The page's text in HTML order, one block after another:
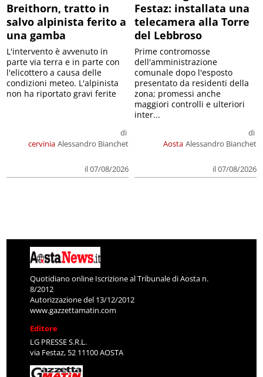
Breithorn, tratto in
salvo alpinista ferito a
una gamba
cervinia
di
Alessandro Bianchet
il 07/08/2026
L'intervento è avvenuto in
parte via terra e in parte con
l'elicottero a causa delle
condizioni meteo. L'alpinista
non ha riportato gravi ferite
Festaz: installata una
telecamera alla Torre
del Lebbroso
Aosta
di
Alessandro Bianchet
il 07/08/2026
Prime contromosse
dell'amministrazione
comunale dopo l'esposto
presentato da residenti della
zona; promessi anche
maggiori controlli e ulteriori
inter...
Quotidiano online Iscrizione al Tribunale di Aosta n.
8/2012
Autorizzazione del 13/12/2012
www.gazzettamatin.com
Editore
LG PRESSE S.R.L.
via Festaz, 52 11100 AOSTA